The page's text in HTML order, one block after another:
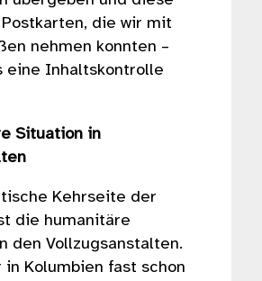
die wir mit
nehmen konnten –
eine Inhaltskontrolle
Situation in
Kehrseite der
die humanitäre
den Vollzugsanstalten.
in Kolumbien fast schon